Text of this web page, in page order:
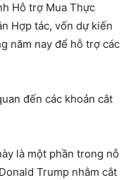
Hỗ trợ Mua Thực
Hợp tác, vốn dự kiến
năm nay để hỗ trợ các
đến các khoản cắt
là một phần trong nỗ
Trump nhằm cắt